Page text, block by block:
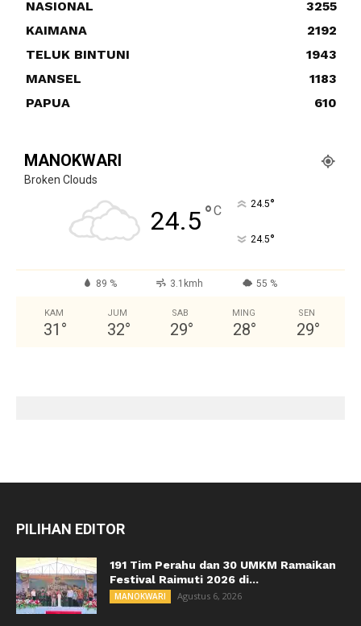
NASIONAL
3255
KAIMANA
2192
TELUK BINTUNI
1943
MANSEL
1183
PAPUA
610
MANOKWARI
Broken Clouds
24.5°C 24.5°
24.5°
89 % 3.1kmh 55 %
KAM
31 °
JUM
32°
SAB
29°
MING
28°
SEN
29°
PILIHAN EDITOR
191 Tim Perahu dan 30 UMKM Ramaikan
Festival Raimuti 2026 di...
MANOKWARI Agustus 6, 2026